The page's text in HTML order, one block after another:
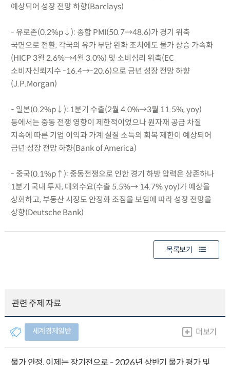
예상되어 성장 전망 하향(Barclays)
- 유로존(0.2%p↓): 종합 PMI(50.7→48.6)가 경기 위축
국면으로 전환, 각국의 유가 부담 완화 조치에도 물가 상승 가속화
(HICP 3월 2.6%→4월 3.0%) 및 소비심리 위축(EC
소비자신뢰지수 -16.4→-20.6)으로 금년 성장 전망 하향
(J.P.Morgan)
- 일본(0.2%p↓): 1분기 수출(2월 4.0%→3월 11.5%, yoy)
등에서는 중동 전쟁 영향이 제한적이었으나 원자재 공급 차질
지속에 따른 기업 이익과 가계 실질 소득의 회복 제한이 예상되어
금년 성장 전망 하향(Bank of America)
- 중국(0.1%p↑): 중동전쟁으로 인한 경기 하방 압력은 상존하나
1분기 국내 투자, 대외수요(수출 5.5%→ 14.7% yoy)가 예상을
상회하고, 부동산 시장도 안정화 조짐을 보임에 따라 성장 전망을
상향(Deutsche Bank)
목록보기
관련 주제 자료
세계경제일반 더보기
물가 안정, 이제는 장기전으로 - 2026년 상반기 물가 평가 및